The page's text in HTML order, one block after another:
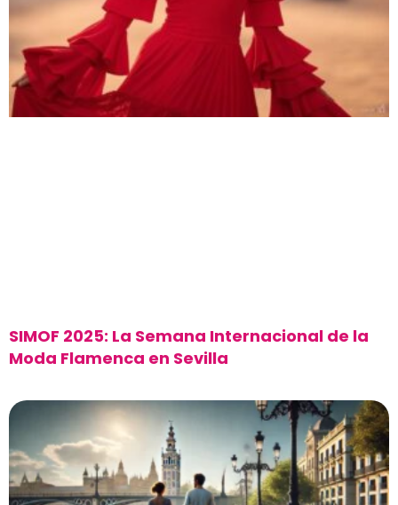
SIMOF 2025: La Semana Internacional de la
Moda Flamenca en Sevilla